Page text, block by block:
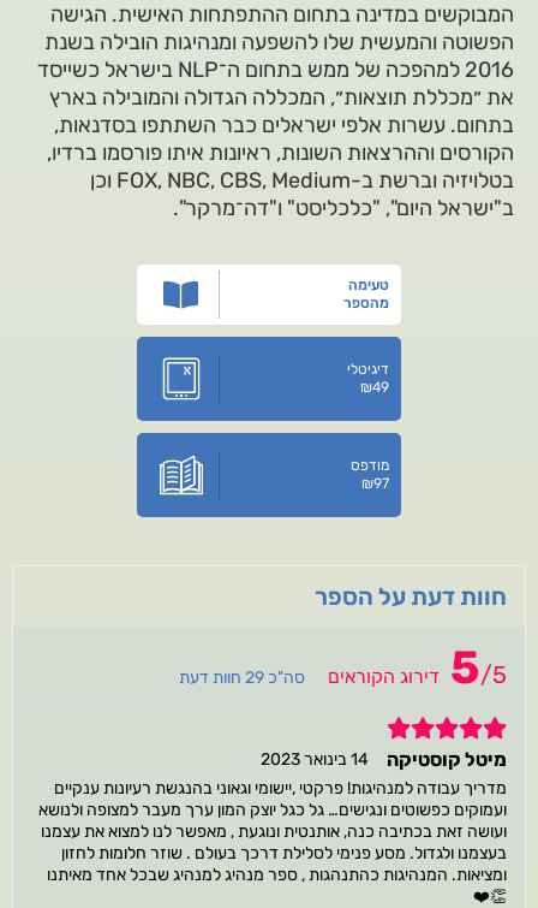
המבוקשים במדינה בתחום ההתפתחות האישית. הגישה
הפשוטה והמעשית שלו להשפעה ומנהיגות הובילה בשנת
2016 למהפכה של ממש בתחום ה־NLP בישראל כשייסד
את ״מכללת תוצאות״, המכללה הגדולה והמובילה בארץ
בתחום. עשרות אלפי ישראלים כבר השתתפו בסדנאות,
הקורסים וההרצאות השונות, ראיונות איתו פורסמו ברדיו,
בטלויזיה וברשת ב-FOX, NBC, CBS, Medium וכן
ב"ישראל היום", "כלכליסט" ו"דה־מרקר".
טעימה
מהספר
דיגיטלי
₪49
מודפס
₪97
חוות דעת על הספר
5/5 דירוג הקוראים סה"כ 29 חוות דעת
5
מיטל קוסטיקה
14 בינואר 2023
מדריך עבודה למנהיגות! פרקטי ,יישומי וגאוני בהנגשת רעיונות ענקיים
ועמוקים כפשוטים ונגישים… גל כגל יוצק המון ערך מעבר למצופה ולנושא
ועושה זאת בכתיבה כנה, אותנטית ונוגעת , מאפשר לנו למצוא את עצמנו
בעצמנו ולגדול. מסע פנימי לסלילת דרכך בעולם . שוזר חלומות לחזון
ומציאות. המנהיגות כהתנהגות , ספר מנהיג למנהיג שבכל אחד מאיתנו
👏❤️